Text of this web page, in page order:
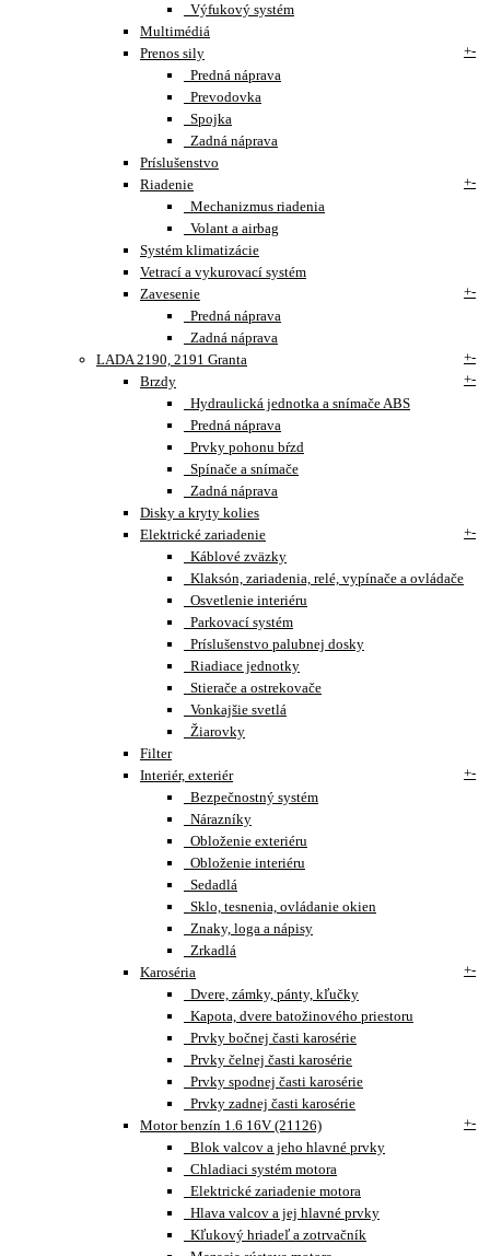
Výfukový systém
Multimédiá
Prenos sily
+-
Predná náprava
Prevodovka
Spojka
Zadná náprava
Príslušenstvo
Riadenie
+-
Mechanizmus riadenia
Volant a airbag
Systém klimatizácie
Vetrací a vykurovací systém
Zavesenie
+-
Predná náprava
Zadná náprava
LADA 2190, 2191 Granta
+-
Brzdy
+-
Hydraulická jednotka a snímače ABS
Predná náprava
Prvky pohonu bŕzd
Spínače a snímače
Zadná náprava
Disky a kryty kolies
Elektrické zariadenie
+-
Káblové zväzky
Klaksón, zariadenia, relé, vypínače a ovládače
Osvetlenie interiéru
Parkovací systém
Príslušenstvo palubnej dosky
Riadiace jednotky
Stierače a ostrekovače
Vonkajšie svetlá
Žiarovky
Filter
Interiér, exteriér
+-
Bezpečnostný systém
Nárazníky
Obloženie exteriéru
Obloženie interiéru
Sedadlá
Sklo, tesnenia, ovládanie okien
Znaky, loga a nápisy
Zrkadlá
Karoséria
+-
Dvere, zámky, pánty, kľučky
Kapota, dvere batožinového priestoru
Prvky bočnej časti karosérie
Prvky čelnej časti karosérie
Prvky spodnej časti karosérie
Prvky zadnej časti karosérie
Motor benzín 1.6 16V (21126)
+-
Blok valcov a jeho hlavné prvky
Chladiaci systém motora
Elektrické zariadenie motora
Hlava valcov a jej hlavné prvky
Kľukový hriadeľ a zotrvačník